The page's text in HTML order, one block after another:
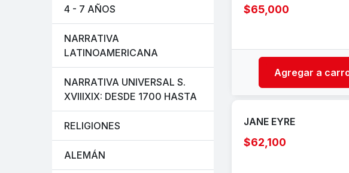
4 - 7 AÑOS
NARRATIVA
LATINOAMERICANA
NARRATIVA UNIVERSAL S.
XVIIIXIX: DESDE 1700 HASTA
RELIGIONES
ALEMÁN
$65,000
Agregar a
JANE EYRE
$62,100